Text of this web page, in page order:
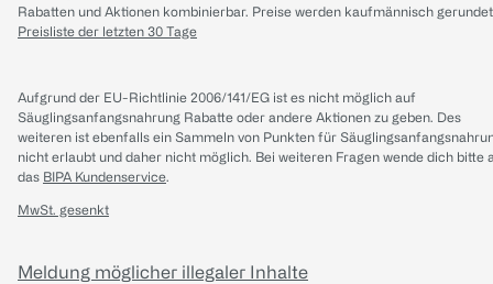
Rabatten und Aktionen kombinierbar. Preise werden kaufmännisch
Preisliste der letzten 30 Tage
Aufgrund der EU-Richtlinie 2006/141/EG ist es nicht möglich auf
Säuglingsanfangsnahrung Rabatte oder andere Aktionen zu geben. Des
weiteren ist ebenfalls ein Sammeln von Punkten für
nicht erlaubt und daher nicht möglich. Bei weiteren Fragen wende dich bitte
das BIPA Kundenservice.
MwSt. gesenkt
Meldung möglicher illegaler Inhalte